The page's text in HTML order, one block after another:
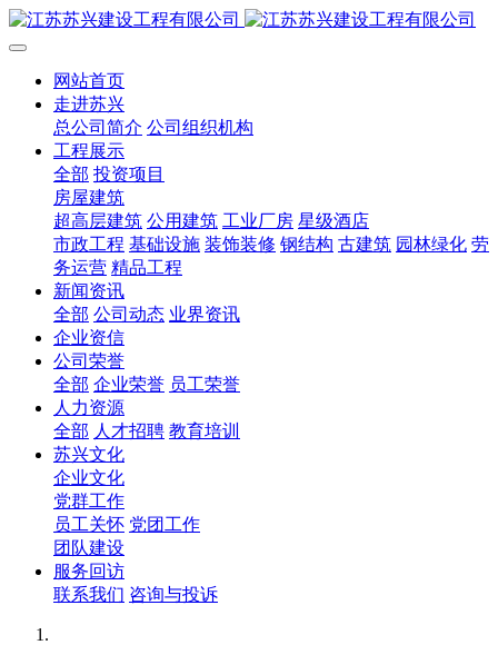
网站首页
走进苏兴
总公司简介 公司组织机构
工程展示
全部 投资项目
房屋建筑
超高层建筑 公用建筑 工业厂房 星级酒店
市政工程 基础设施 装饰装修 钢结构 古建筑 园林绿化 劳
务运营 精品工程
新闻资讯
全部 公司动态 业界资讯
企业资信
公司荣誉
全部 企业荣誉 员工荣誉
人力资源
全部 人才招聘 教育培训
苏兴文化
企业文化
党群工作
员工关怀 党团工作
团队建设
服务回访
联系我们 咨询与投诉